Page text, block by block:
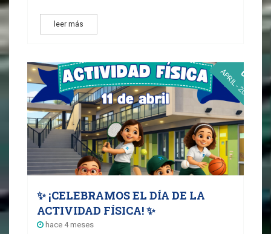
leer más
03
APRIL - 2026
✨ ¡CELEBRAMOS EL DÍA DE LA
ACTIVIDAD FÍSICA! ✨
hace 4 meses